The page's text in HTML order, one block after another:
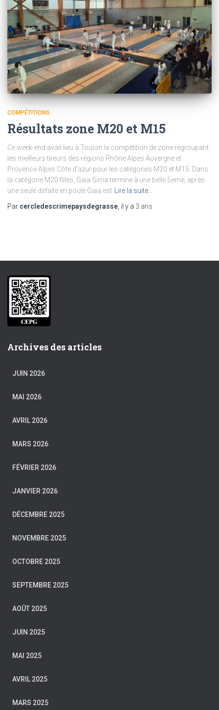
COMPÉTITIONS
Résultats zone M20 et M15
Ce week-end avait lieu à Toulon la compétition de zone regroupant
les meilleurs tireurs des régions Rhône Alpes Auvergne et
Provence Alpes Côte d’azur pour les catégories M20 et M15. Dans
la catégorie M20 filles, Gaia Sirna termine à une belle 5eme, après
une seule défaite en poule Gaia est
Lire la suite…
Par cercledescrimepaysdegrasse , il y a 3 ans
Archives des articles
JUIN 2026
MAI 2026
AVRIL 2026
MARS 2026
FÉVRIER 2026
JANVIER 2026
DÉCEMBRE 2025
NOVEMBRE 2025
OCTOBRE 2025
SEPTEMBRE 2025
AOÛT 2025
JUIN 2025
MAI 2025
AVRIL 2025
MARS 2025